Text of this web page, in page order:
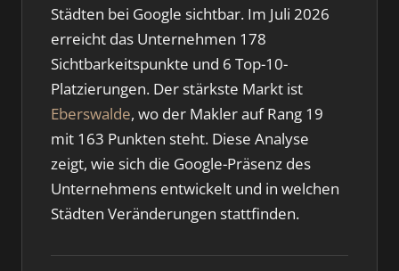
Städten bei Google sichtbar. Im Juli 2026
erreicht das Unternehmen 178
Sichtbarkeitspunkte und 6 Top-10-
Platzierungen. Der stärkste Markt ist
Eberswalde, wo der Makler auf Rang 19
mit 163 Punkten steht. Diese Analyse
zeigt, wie sich die Google-Präsenz des
Unternehmens entwickelt und in welchen
Städten Veränderungen stattfinden.